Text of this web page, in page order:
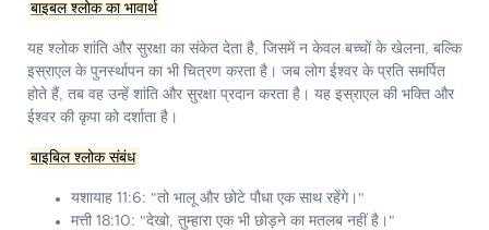
बाइबल श्लोक का भावार्थ
यह श्लोक शांति और सुरक्षा का संकेत देता है, जिसमें न केवल बच्चों के खेलना, बल्कि
इस्राएल के पुनर्स्थापन का भी चित्रण करता है। जब लोग ईश्वर के प्रति समर्पित
होते हैं, तब वह उन्हें शांति और सुरक्षा प्रदान करता है। यह इस्राएल की भक्ति और
ईश्वर की कृपा को दर्शाता है।
बाइबिल श्लोक संबंध
यशायाह 11:6: "तो भालू और छोटे पौधा एक साथ रहेंगे।"
मत्ती 18:10: "देखो, तुम्हारा एक भी छोड़ने का मतलब नहीं है।"